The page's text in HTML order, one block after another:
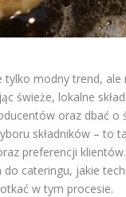
tylko modny trend,
świeże, lokalne
oraz dbać
składników – to
preferencji
cateringu, jakie
w tym procesie.